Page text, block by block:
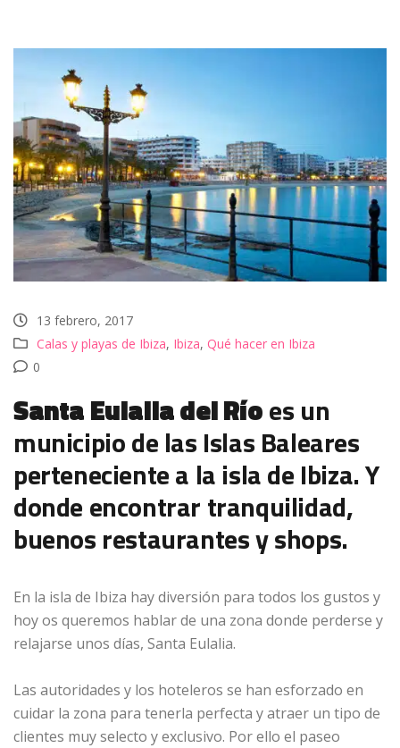
13 febrero, 2017
Calas y playas de Ibiza, Ibiza, Qué hacer en Ibiza
0
Santa Eulalia del Ríoes un
municipio de las Islas Baleares
perteneciente a la isla de Ibiza. Y
donde encontrar tranquilidad,
buenos restaurantes y shops.
En la isla de Ibiza hay diversión para todos los gustos y
hoy os queremos hablar de una zona donde perderse y
relajarse unos días, Santa Eulalia.
Las autoridades y los hoteleros se han esforzado en
cuidar la zona para tenerla perfecta y atraer un tipo de
clientes muy selecto y exclusivo. Por ello el paseo